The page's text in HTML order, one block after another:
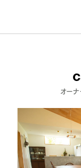
オー